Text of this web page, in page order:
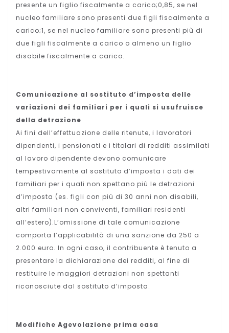
presente un figlio fiscalmente a carico;0,85, se nel
nucleo familiare sono presenti due figli fiscalmente a
carico;1, se nel nucleo familiare sono presenti più di
due figli fiscalmente a carico o almeno un figlio
disabile fiscalmente a carico.
Comunicazione al sostituto d’imposta delle
variazioni dei familiari per i quali si usufruisce
della detrazione
Ai fini dell’effettuazione delle ritenute, i lavoratori
dipendenti, i pensionati e i titolari di redditi assimilati
al lavoro dipendente devono comunicare
tempestivamente al sostituto d’imposta i dati dei
familiari per i quali non spettano più le detrazioni
d’imposta (es. figli con più di 30 anni non disabili,
altri familiari non conviventi, familiari residenti
all’estero).L’omissione di tale comunicazione
comporta l’applicabilità di una sanzione da 250 a
2.000 euro. In ogni caso, il contribuente è tenuto a
presentare la dichiarazione dei redditi, al fine di
restituire le maggiori detrazioni non spettanti
riconosciute dal sostituto d’imposta.
Modifiche Agevolazione prima casa